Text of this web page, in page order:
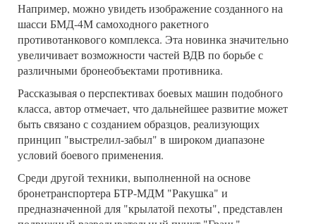
Например, можно увидеть изображение созданного на
шасси БМД-4М самоходного ракетного
противотанкового комплекса. Эта новинка значительно
увеличивает возможности частей ВДВ по борьбе с
различными бронеобъектами противника.
Рассказывая о перспективах боевых машин подобного
класса, автор отмечает, что дальнейшее развитие может
быть связано с созданием образцов, реализующих
принцип "выстрелил-забыл" в широком диапазоне
условий боевого применения.
Среди другой техники, выполненной на основе
бронетранспортера БТР-МДМ "Ракушка" и
предназначенной для "крылатой пехоты", представлен